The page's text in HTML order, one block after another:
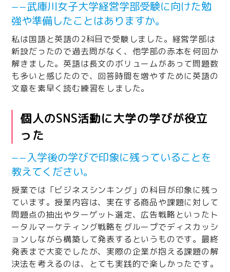
−−武庫川女子大学経営学部受験に向けた勉
強や準備したことはありますか。
私は国語と英語の2科目で受験しました。経営学部は
新設だったので過去問がなく、他学部の赤本を何回か
解きました。英語は長文のボリュームがあって問題数
も多いと感じたので、回答時間を増やすために英語の
文章を素早く読む練習をしました。
個人のSNS活動に大学の学びが役立
った
−−入学後の学びで印象に残っていることを
教えてください。
授業では「ビジネスシンキング」の科目が印象に残っ
ています。授業内容は、実在する商品や課題に対して
問題点の抽出やターゲット選定、広告戦略といったト
ータルマーケティング戦略をグループでディスカッシ
ョンしながら構築して発表するというものです。最終
発表まで大変でしたが、実際の企業が抱える課題の解
決法を考えるのは、とても実践的で楽しかったです。